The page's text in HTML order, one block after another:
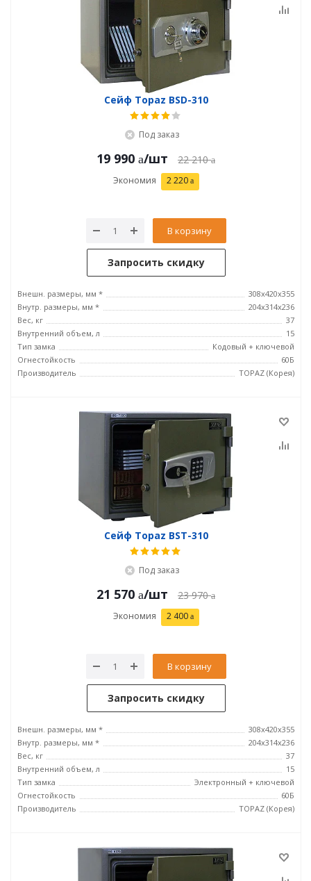
Сейф Topaz BSD-310
Под заказ
19 990 /шт 22 210
Экономия 2 220
В корзину
Запросить скидку
Внешн. размеры, мм *
308x420x355
Внутр. размеры, мм *
204x314х236
Вес, кг
37
Внутренний объем, л
15
Тип замка
Кодовый + ключевой
Огнестойкость
60Б
Производитель
TOPAZ (Корея)
Сейф Topaz BST-310
Под заказ
21 570 /шт 23 970
Экономия 2 400
В корзину
Запросить скидку
Внешн. размеры, мм *
308x420x355
Внутр. размеры, мм *
204x314х236
Вес, кг
37
Внутренний объем, л
15
Тип замка
Электронный + ключевой
Огнестойкость
60Б
Производитель
TOPAZ (Корея)